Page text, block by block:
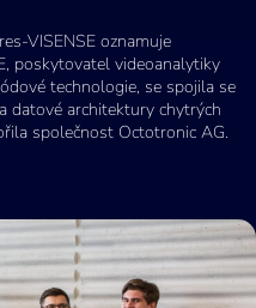
VISENSE oznamuje
poskytovatel videoanalytiky
technologie, se spojila se
datové architektury chytrých
společnost Octotronic AG.